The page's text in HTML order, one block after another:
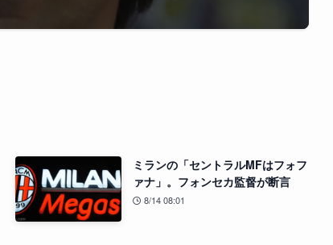
ミランの「セントラルMFはフォフ
ァナ」。フォンセカ監督が断言
8/14 08:01